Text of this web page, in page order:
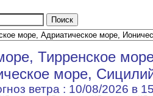
Тирренское
море,
ветра : 10/08/2026 в